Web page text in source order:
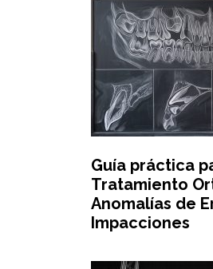
Guía práctica
Tratamiento
Anomalías de
Impacciones